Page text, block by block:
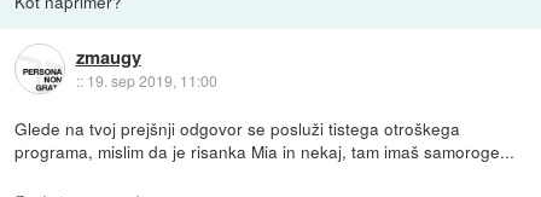
zmaugy
:: 19. sep 2019, 11:00
Glede na tvoj prejšnji odgovor se posluži tistega otroškega
programa, mislim da je risanka Mia in nekaj, tam imaš samoroge...